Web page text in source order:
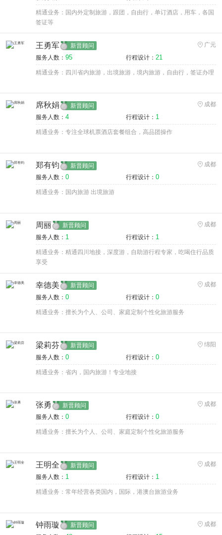
精通业务：国内外定制旅游，跟团，自由行，单订酒店，用车，各国
签证等
王勇军 新晋顾问
广元
服务人数： 95 行程设计： 21
精通业务：四川省内旅游，出境旅游，境内旅游，自由行，签证办理
席秋娟 新晋顾问
成都
服务人数： 4 行程设计： 1
精通业务：专注全球机票酒店套餐组合，高品团操作
郑有钧 新晋顾问
成都
服务人数： 0 行程设计： 0
精通业务：国内旅游 出境旅游
周丽 新晋顾问
成都
服务人数： 1 行程设计： 1
精通业务：精通四川地接，深度游，自助游行程专家，吃喝住行品质
享受
幸德美 新晋顾问
成都
服务人数： 0 行程设计： 0
精通业务：擅长为个人、公司、家庭定制个性化旅游服务
梁莉芬 新晋顾问
绵阳
服务人数： 0 行程设计： 0
精通业务：省内，国内旅游！专业地接
张勇 新晋顾问
成都
服务人数： 0 行程设计： 0
精通业务：擅长为个人、公司、家庭定制个性化旅游服务
王明全 新晋顾问
成都
服务人数： 1 行程设计： 1
精通业务：常年经营各类国内，国际，港澳台旅游业务
钟雨璇 新晋顾问
成都